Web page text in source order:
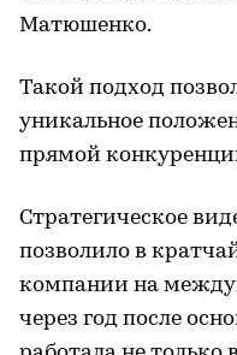
Матюшенко.
Такой подход
уникальное
прямой
Стратегическое
позволило в
компании на
через год после